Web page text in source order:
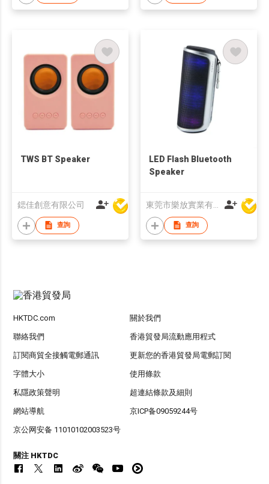
TWS BT Speaker
鍶佳創意有限公司
查詢
LED Flash Bluetooth
Speaker
查詢
HKTDC.com 關於我們
聯絡我們 香港貿發局流動應用程式
訂閱商貿全接觸電郵通訊 更新您的香港貿發局電郵訂閱
字體大小 使用條款
私隱政策聲明 超連結條款及細則
網站導航 京ICP备09059244号
京公网安备 11010102003523号
關注 HKTDC